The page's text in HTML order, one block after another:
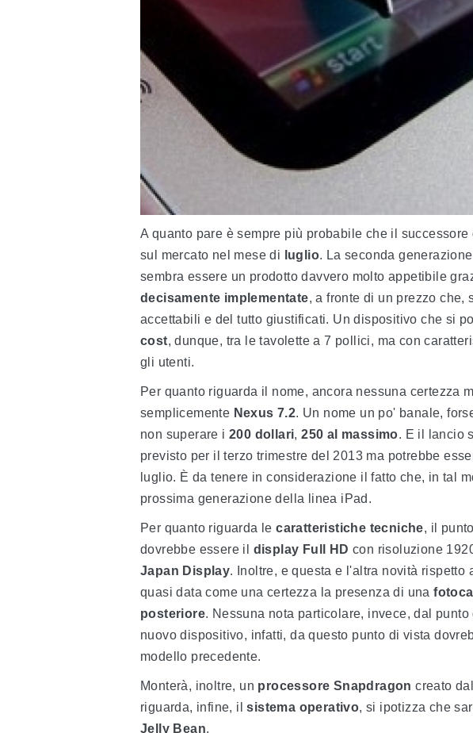
A quanto pare è sempre più probabile che il successore
sul mercato nel mese di
luglio. La seconda generazione
sembra essere un prodotto davvero molto appetibile
decisamente implementate, a fronte di un prezzo che,
accettabili e del tutto giustificati. Un dispositivo che si
cost, dunque, tra le tavolette a 7 pollici, ma con
gli utenti.
Per quanto riguarda il nome, ancora nessuna certezza
semplicemente Nexus 7.2. Un nome un po' banale,
non superare i200 dollari,250 al massimo. E il lancio
previsto per il terzo trimestre del 2013 ma potrebbe
luglio. È da tenere in considerazione il fatto che, in tal
prossima generazione della linea iPad.
Per quanto riguarda lecaratteristiche tecniche, il
dovrebbe essere il display Full HD con risoluzione
Japan Display. Inoltre, e questa e l'altra novità rispetto
quasi data come una certezza la presenza di una
posteriore. Nessuna nota particolare, invece, dal
nuovo dispositivo, infatti, da questo punto di vista
modello precedente.
Monterà, inoltre, un processore Snapdragon creato
riguarda, infine, ilsistema operativo, si ipotizza che
Jelly Bean.